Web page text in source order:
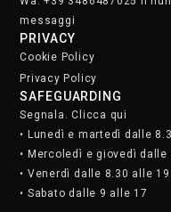
messaggi
PRIVACY
Cookie Policy
Privacy Policy
SAFEGUARDING
Segnala. Clicca qui
• Lunedì e martedì dalle
• Mercoledì e giovedì dalle
• Venerdì dalle 8.30 alle 19
• Sabato dalle 9 alle 17